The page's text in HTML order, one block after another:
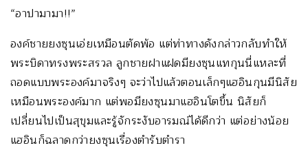
“อาปามามา!!”
องค์ชายยงซุนเอ่ยเหมือนตัดพ้อ แต่ท่าทางดังกล่าวกลับทำให้
พระบิดาทรงพระสรวล ลูกชายฝาแฝดมียงซุนแทกุนนี่แหละที่
ถอดแบบพระองค์มาจริงๆ จะว่าไปแล้วตอนเล็กๆแฮอินกุนมีนิสัย
เหมือนพระองค์มาก แต่พอมียงซุนมาแฮอินโตขึ้น นิสัยก็
เปลี่ยนไปเป็นสุขุมและรู้จักระงับอารมณ์ได้ดีกว่า แต่อย่างน้อย
แฮอินก็ฉลาดกว่ายงซุนเรื่องตำรับตำรา